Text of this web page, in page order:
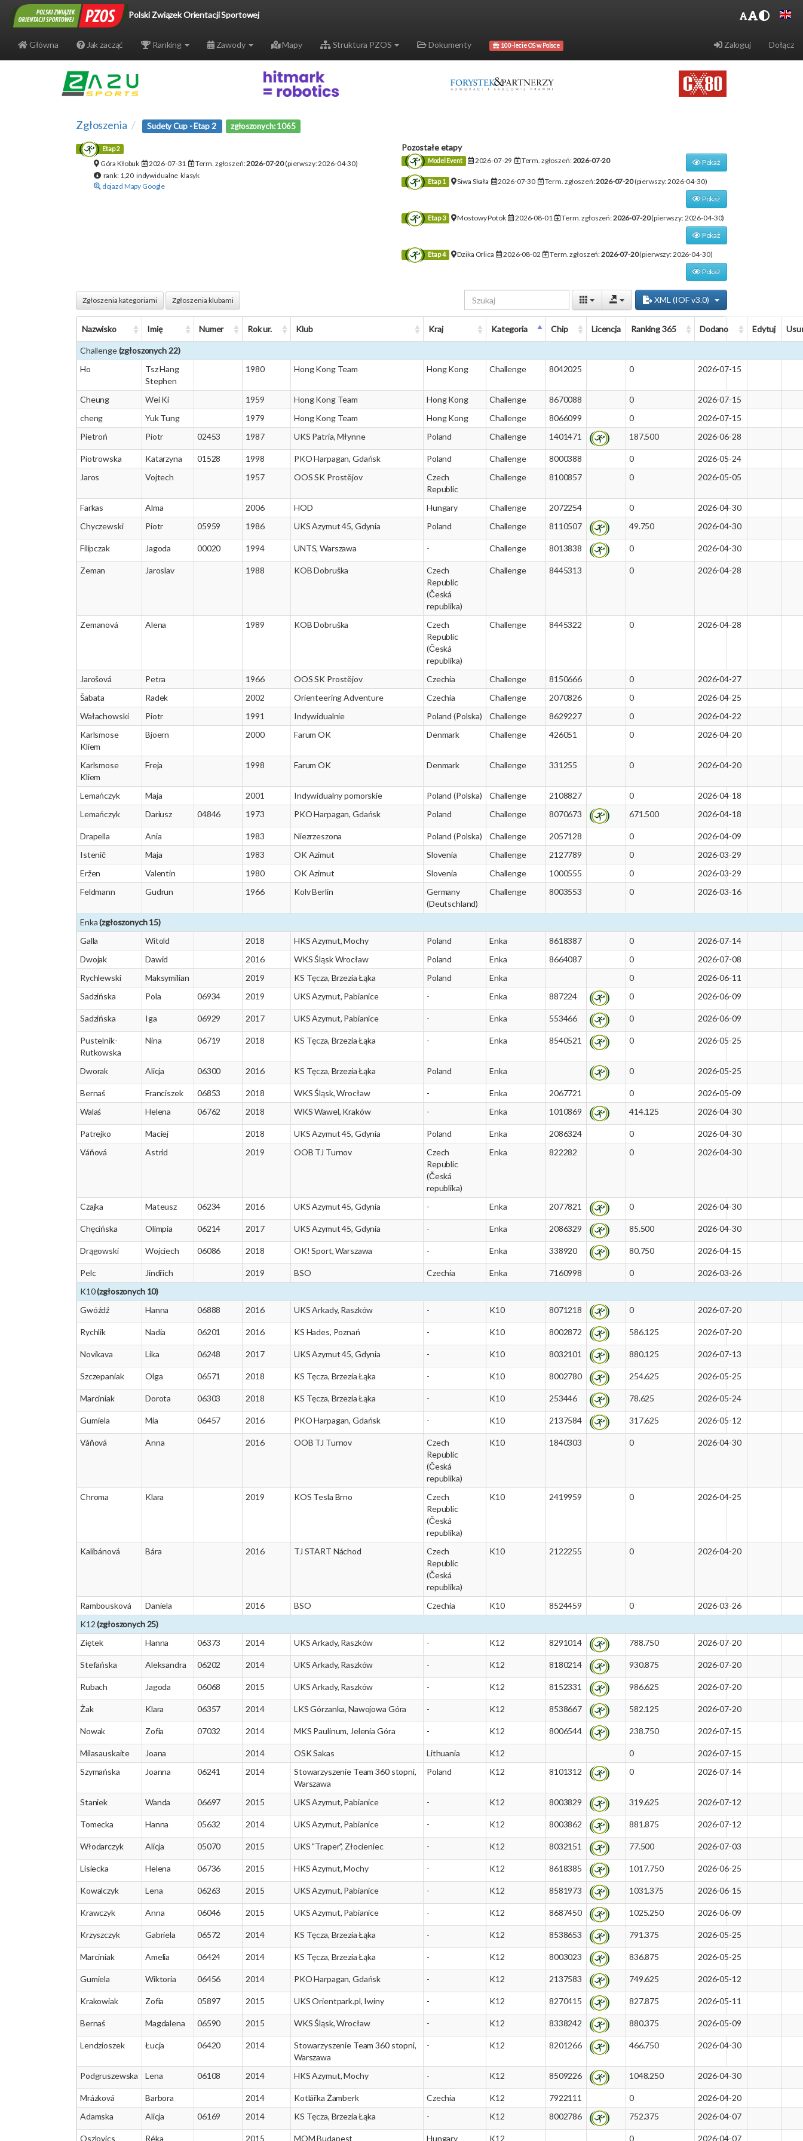
Polski Związek Orientacji Sportowej
Główna Jak zacząć Ranking Zawody Mapy Struktura PZOS Dokumenty 100-lecie OS w Polsce Zaloguj Dołącz
Zgłoszenia Sudety Cup - Etap 2 zgłoszonych: 1065
Etap 2
Góra Kłobuk 2026-07-31 Term. zgłoszeń:2026-07-20(pierwszy: 2026-04-30)
rank: 1,20 indywidualne klasyk
dojazd Mapy Google
Pozostałe etapy
Model Event 2026-07-29 Term. zgłoszeń:2026-07-20 Pokaż
Etap 1 Siwa Skała 2026-07-30 Term. zgłoszeń:2026-07-20(pierwszy: 2026-04-30)
Pokaż
Etap 3 Mostowy Potok 2026-08-01 Term. zgłoszeń:2026-07-20(pierwszy: 2026-04-30)
Pokaż
Etap 4 Dzika Orlica 2026-08-02 Term. zgłoszeń:2026-07-20(pierwszy: 2026-04-30)
Pokaż
XML (IOF v3.0)
Zgłoszenia kategoriami Zgłoszenia klubami
Nazwisko Imię Numer Rok ur. Klub Kraj Kategoria Chip Licencja Ranking 365 Dodano Edytuj
Challenge(zgłoszonych 22)
Ho
Tsz Hang
Stephen
1980 Hong Kong Team Hong Kong Challenge 8042025 0 2026-07-15
Cheung Wei Ki 1959 Hong Kong Team Hong Kong Challenge 8670088 0
2026-07-15
cheng
Yuk Tung 1979 Hong Kong Team Hong Kong Challenge 8066099 0
2026-07-15
Pietroń
Piotr 02453 1987 UKS Patria, Młynne Poland Challenge 1401471 187.500 2026-06-28
Piotrowska Katarzyna 01528 1998 PKO Harpagan, Gdańsk Poland Challenge 8000388 0
2026-05-24
Jaros
Vojtech 1957 OOS SK Prostějov
Czech
Republic
Challenge 8100857 0 2026-05-05
Farkas Alma 2006 HOD Hungary Challenge 2072254 0
2026-04-30
Chyczewski
Piotr 05959 1986 UKS Azymut 45, Gdynia Poland Challenge 8110507 49.750 2026-04-30
Filipczak Jagoda 00020 1994 UNTS, Warszawa - Challenge 8013838 0 2026-04-30
Zeman Jaroslav 1988 KOB Dobruška
Czech
Republic
(Česká
republika)
Challenge 8445313 0 2026-04-28
Zemanová Alena 1989 KOB Dobruška
Czech
Republic
(Česká
republika)
Challenge 8445322 0 2026-04-28
Jarošová Petra 1966 OOS SK Prostějov Czechia Challenge 8150666 0
2026-04-27
Šabata
Radek 2002 Orienteering Adventure Czechia Challenge 2070826 0
2026-04-25
Wałachowski
Piotr 1991 Indywidualnie Poland (Polska) Challenge 8629227 0
2026-04-22
Karlsmose
Kliem
Bjoern 2000 Farum OK Denmark Challenge 426051 0 2026-04-20
Karlsmose
Kliem
Freja 1998 Farum OK Denmark Challenge 331255 0 2026-04-20
Lemańczyk Maja 2001 Indywidualny pomorskie Poland (Polska) Challenge 2108827 0
2026-04-18
Lemańczyk
Dariusz 04846 1973 PKO Harpagan, Gdańsk Poland Challenge 8070673 671.500 2026-04-18
Drapella Ania 1983 Niezrzeszona Poland (Polska) Challenge 2057128 0
2026-04-09
Istenič
Maja 1983 OK Azimut Slovenia Challenge 2127789 0
2026-03-29
Eržen
Valentin 1980 OK Azimut Slovenia Challenge 1000555 0
2026-03-29
Feldmann
Gudrun 1966 Kolv Berlin
Germany
(Deutschland)
Challenge 8003553 0 2026-03-16
Enka(zgłoszonych 15)
Galla
Witold 2018 HKS Azymut, Mochy Poland Enka 8618387 0
2026-07-14
Dwojak
Dawid 2016 WKS Śląsk Wrocław Poland Enka 8664087 0
2026-07-08
Rychlewski
Maksymilian 2019 KS Tęcza, Brzezia Łąka Poland Enka 0
2026-06-11
Sadzińska
Pola 06934 2019 UKS Azymut, Pabianice - Enka 887224 0 2026-06-09
Sadzińska Iga 06929 2017 UKS Azymut, Pabianice - Enka 553466 0 2026-06-09
Pustelnik-
Rutkowska
Nina 06719 2018 KS Tęcza, Brzezia Łąka - Enka 8540521 0 2026-05-25
Dworak Alicja 06300 2016 KS Tęcza, Brzezia Łąka Poland Enka 0 2026-05-25
Bernaś Franciszek 06853 2018 WKS Śląsk, Wrocław - Enka 2067721 0
2026-05-09
Walaś
Helena 06762 2018 WKS Wawel, Kraków - Enka 1010869 414.125 2026-04-30
Patrejko Maciej 2018 UKS Azymut 45, Gdynia Poland Enka 2086324 0
2026-04-30
Váňová
Astrid 2019 OOB TJ Turnov
Czech
Republic
(Česká
republika)
Enka 822282 0 2026-04-30
Czajka Mateusz 06234 2016 UKS Azymut 45, Gdynia - Enka 2077821 0 2026-04-30
Chęcińska Olimpia 06214 2017 UKS Azymut 45, Gdynia - Enka 2086329 85.500 2026-04-30
Drągowski Wojciech 06086 2018 OK! Sport, Warszawa - Enka 338920 80.750 2026-04-15
Pelc Jindřich 2019 BSO Czechia Enka 7160998 0
2026-03-26
K10(zgłoszonych 10)
Gwóźdź
Hanna 06888 2016 UKS Arkady, Raszków - K10 8071218 0 2026-07-20
Rychlik Nadia 06201 2016 KS Hades, Poznań - K10 8002872 586.125 2026-07-20
Novikava Lika 06248 2017 UKS Azymut 45, Gdynia - K10 8032101 880.125 2026-07-13
Szczepaniak Olga 06571 2018 KS Tęcza, Brzezia Łąka - K10 8002780 254.625 2026-05-25
Marciniak Dorota 06303 2018 KS Tęcza, Brzezia Łąka - K10 253446 78.625 2026-05-24
Gumiela Mia 06457 2016 PKO Harpagan, Gdańsk - K10 2137584 317.625 2026-05-12
Váňová Anna 2016 OOB TJ Turnov
Czech
Republic
(Česká
republika)
K10 1840303 0 2026-04-30
Chroma Klara 2019 KOS Tesla Brno
Czech
Republic
(Česká
republika)
K10 2419959 0 2026-04-25
Kalibánová Bára 2016 TJ START Náchod
Czech
Republic
(Česká
republika)
K10 2122255 0 2026-04-20
Rambousková Daniela 2016 BSO Czechia K10 8524459 0
2026-03-26
K12(zgłoszonych 25)
Ziętek
Hanna 06373 2014 UKS Arkady, Raszków - K12 8291014 788.750 2026-07-20
Stefańska Aleksandra 06202 2014 UKS Arkady, Raszków - K12 8180214 930.875 2026-07-20
Rubach Jagoda 06068 2015 UKS Arkady, Raszków - K12 8152331 986.625 2026-07-20
Żak Klara 06357 2014 LKS Górzanka, Nawojowa Góra - K12 8538667 582.125 2026-07-20
Nowak Zofia 07032 2014 MKS Paulinum, Jelenia Góra - K12 8006544 238.750 2026-07-15
Milasauskaite Joana 2014 OSK Sakas Lithuania K12 0
2026-07-15
Szymańska
Joanna 06241 2014
Stowarzyszenie Team 360 stopni,
Warszawa
Poland K12 8101312 0 2026-07-14
Staniek Wanda 06697 2015 UKS Azymut, Pabianice - K12 8003829 319.625 2026-07-12
Tomecka Hanna 05632 2014 UKS Azymut, Pabianice - K12 8003862 881.875 2026-07-12
Włodarczyk Alicja 05070 2015 UKS "Traper", Złocieniec - K12 8032151 77.500 2026-07-03
Lisiecka Helena 06736 2015 HKS Azymut, Mochy - K12 8618385 1017.750 2026-06-25
Kowalczyk Lena 06263 2015 UKS Azymut, Pabianice - K12 8581973 1031.375 2026-06-15
Krawczyk Anna 06046 2015 UKS Azymut, Pabianice - K12 8687450 1025.250 2026-06-09
Krzyszczyk Gabriela 06572 2014 KS Tęcza, Brzezia Łąka - K12 8538653 791.375 2026-05-25
Marciniak Amelia 06424 2014 KS Tęcza, Brzezia Łąka - K12 8003023 836.875 2026-05-25
Gumiela Wiktoria 06456 2014 PKO Harpagan, Gdańsk - K12 2137583 749.625 2026-05-12
Krakowiak Zofia 05897 2015 UKS Orientpark.pl, Iwiny - K12 8270415 827.875 2026-05-11
Bernaś Magdalena 06590 2015 WKS Śląsk, Wrocław - K12 8338242 880.375 2026-05-09
Lendzioszek Łucja 06420 2014
Stowarzyszenie Team 360 stopni,
Warszawa
- K12 8201266 466.750 2026-04-30
Podgruszewska Lena 06108 2014 HKS Azymut, Mochy - K12 8509226 1048.250 2026-04-30
Mrázková Barbora 2014 Kotlářka Žamberk Czechia K12 7922111 0
2026-04-20
Adamska
Alicja 06169 2014 KS Tęcza, Brzezia Łąka - K12 8002786 752.375 2026-04-07
Oszlovics Réka 2015 MOM Budapest Hungary K12 0 2026-04-07